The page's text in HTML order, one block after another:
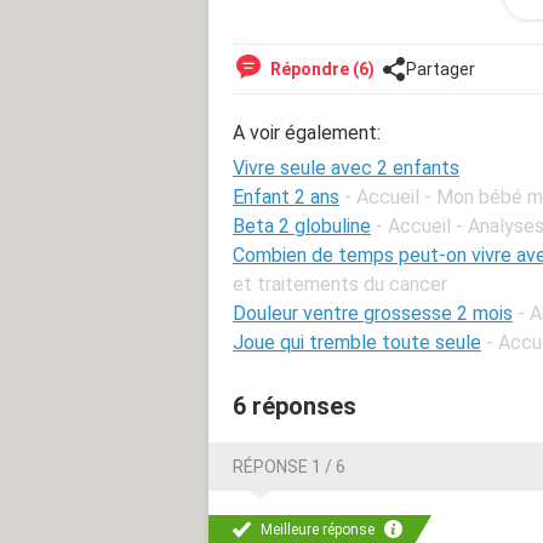
forum car j'ai peur d'abîmer ma
Vous qui me lisez, si vous avez
Comment se défouler alors que je
loin) ? A qui en parler sans faire
trouver de bonnes solutions. Si vous
Merci.
Répondre (6) Partager
A voir également:
Vivre seule avec 2 enfants
Enfant 2 ans - Accueil - Mon bébé
Beta 2 globuline - Accueil -
Combien de temps peut-on vivre
et traitements du cancer
Douleur ventre grossesse 2 mois -
Joue qui tremble toute seule -
6 réponses
RÉPONSE 1 / 6
Meilleure réponse